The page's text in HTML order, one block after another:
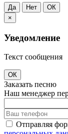
Да Нет
ОК
×
Уведомление
Текст сообщения
ОК
Заказать песню
Наш менеджер
Отправляя